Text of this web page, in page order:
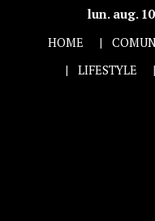
lun. aug.
HOME
LIFESTYLE